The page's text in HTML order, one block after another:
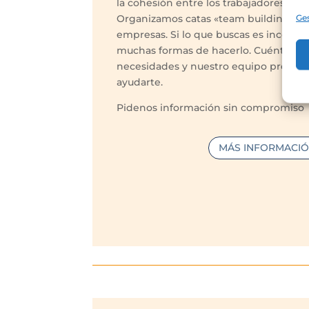
la cohesión entre los trabajadores.
Organizamos catas «team building»
empresas. Si lo que buscas es
muchas formas de hacerlo. Cuéntanos
necesidades y nuestro equipo
ayudarte.
Pidenos información sin compromiso
MÁS